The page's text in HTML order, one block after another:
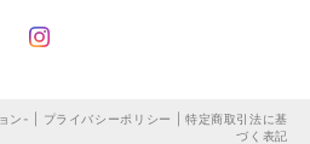
ン- | プライバシーポリシー
特定商取引法に基
づく表記